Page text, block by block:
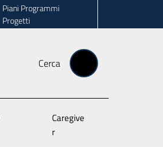
Piani Programmi
Progetti
Cerca
Caregive
r